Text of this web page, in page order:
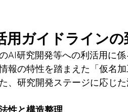
用ガイドラインの
AI研究開発等への利活用に
報の特性を踏まえた「仮名
、研究開発ステージに応じ
性と構造整理